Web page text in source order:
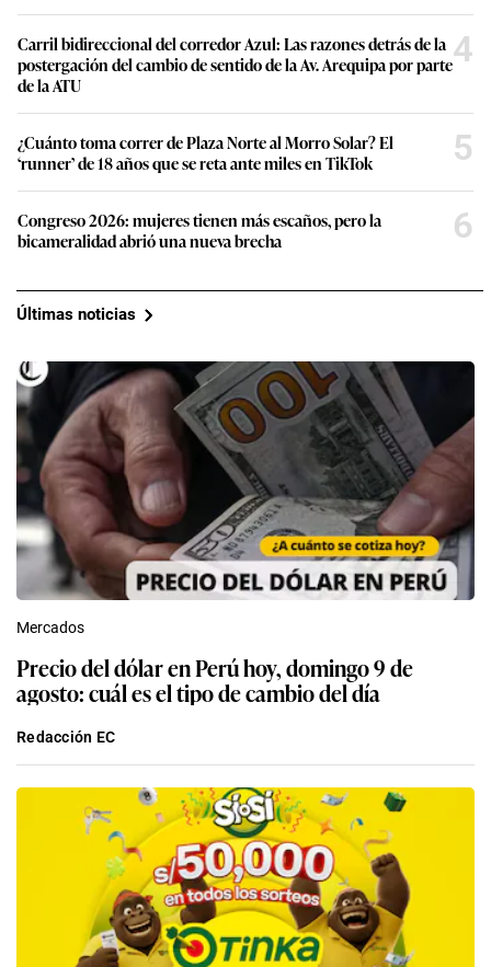
Carril bidireccional del corredor Azul: Las razones detrás de la
postergación del cambio de sentido de la Av. Arequipa por parte
de la ATU
4
¿Cuánto toma correr de Plaza Norte al Morro Solar? El
‘runner’ de 18 años que se reta ante miles en TikTok
5
Congreso 2026: mujeres tienen más escaños, pero la
bicameralidad abrió una nueva brecha
6
Últimas noticias
Mercados
Precio del dólar en Perú hoy, domingo 9 de
agosto: cuál es el tipo de cambio del día
Redacción EC